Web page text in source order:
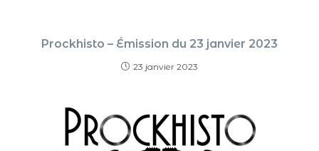
Prockhisto – Émission du 23 janvier 2023
23 janvier 2023